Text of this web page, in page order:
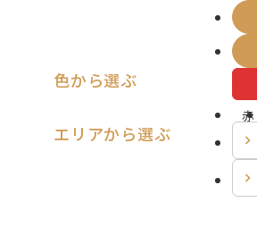
色から選ぶ
赤
エリアから選ぶ